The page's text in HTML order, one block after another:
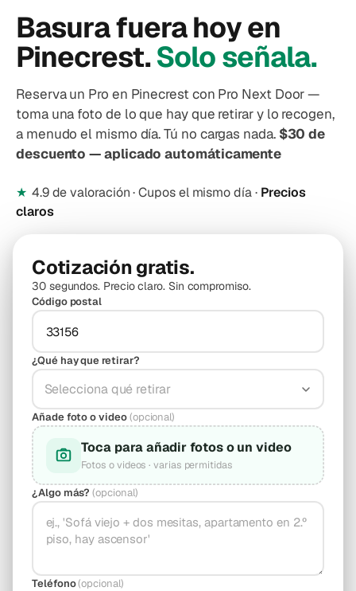
Basura fuera hoy en
Pinecrest.Solo señala.
Reserva un Pro en Pinecrest con Pro Next Door —
toma una foto de lo que hay que retirar y lo recogen,
a menudo el mismo día. Tú no cargas nada. $30 de
descuento — aplicado automáticamente
★ 4.9 de valoración · Cupos el mismo día · Precios
claros
Cotización gratis.
30 segundos. Precio claro. Sin compromiso.
Código postal
¿Qué hay que retirar?
Selecciona qué retirar
Añade foto o video(opcional)
Toca para añadir fotos o un video
Fotos o videos · varias permitidas
¿Algo más? (opcional)
Teléfono(opcional)